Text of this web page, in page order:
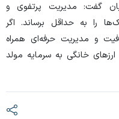
گفت: مدیریت پرتفوی و
را به حداقل برساند. اگر
و مدیریت حرفه‌ای همراه
ارزهای خانگی به سرمایه مولد